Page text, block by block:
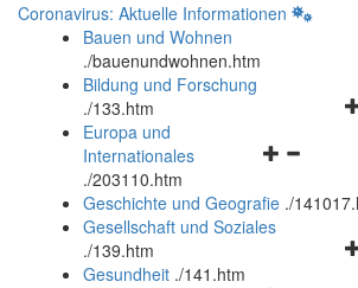
Coronavirus: Aktuelle Informationen
Bauen und Wohnen
./bauenundwohnen.htm
Bildung und Forschung
./133.htm
und
schließen
Europa und
Internationales
./203110.htm
Geschichte und Geografie ./
Gesellschaft und Soziales
./139.htm
Gesundheit ./141.htm